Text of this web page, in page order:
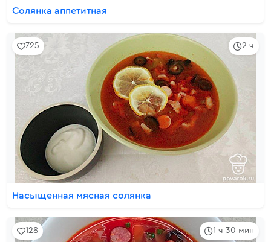
Солянка аппетитная
2 ч
725
Насыщенная мясная солянка
1 ч 30 мин
128